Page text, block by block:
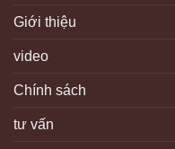
Giới thiệu
video
Chính sách
tư vấn